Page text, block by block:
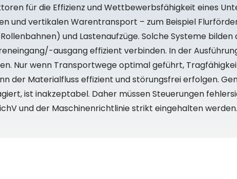
für die Effizienz und Wettbewerbsfähigkeit eines
und vertikalen Warentransport – zum Beispiel
und Lastenaufzüge. Solche Systeme bilden
ausgang effizient verbinden. In der
Nur wenn Transportwege optimal geführt,
der Materialfluss effizient und störungsfrei erfolgen.
ist inakzeptabel. Daher müssen Steuerungen
und der Maschinenrichtlinie strikt eingehalten